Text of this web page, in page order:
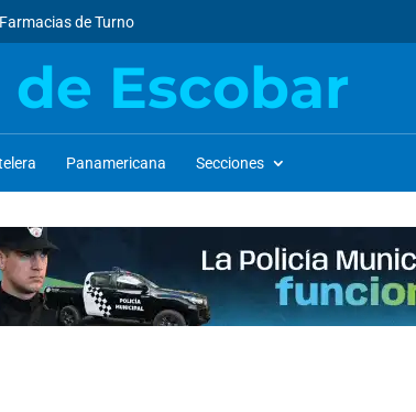
Farmacias de Turno
de Escobar
Panamericana Secciones